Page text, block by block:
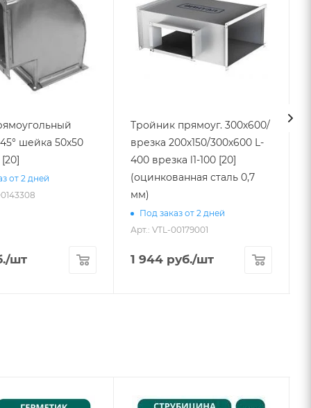
шейка 50х50
от 2 дней
/шт
Тройник прямоуг. 300х600/
врезка 200х150/300х600 L-
400 врезка l1-100 [20]
(оцинкованная сталь 0,7
мм)
Под заказ от 2 дней
Арт.: VTL-00179001
1 944 руб./шт